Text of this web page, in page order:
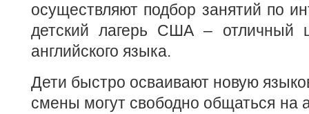
осуществляют подбор занятий по
детский лагерь США – отличный
английского языка.
Дети быстро осваивают новую
смены могут свободно общаться на